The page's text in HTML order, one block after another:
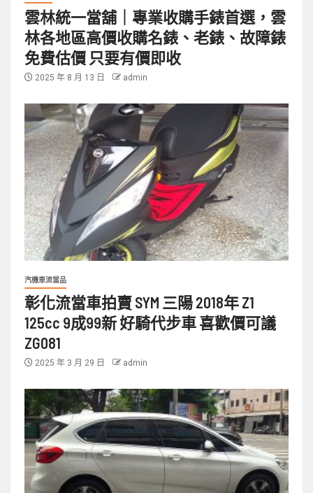
雲林統一當舖｜專業收購手錶首選，雲
林各地區高價收購名錶、老錶、故障錶
免費估價 只要有價即收
2025 年 8 月 13 日 admin
汽機車流當品
彰化流當車拍賣 SYM 三陽 2018年 Z1
125cc 9成99新 好騎代步車 喜歡價可議
ZG081
2025 年 3 月 29 日 admin